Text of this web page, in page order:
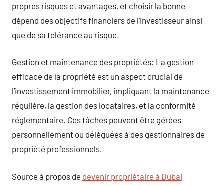
propres risques et avantages, et choisir la bonne
dépend des objectifs financiers de l’investisseur ainsi
que de sa tolérance au risque.
Gestion et maintenance des propriétés: La gestion
efficace de la propriété est un aspect crucial de
l’investissement immobilier, impliquant la maintenance
régulière, la gestion des locataires, et la conformité
réglementaire. Ces tâches peuvent être gérées
personnellement ou déléguées à des gestionnaires de
propriété professionnels.
Source à propos de devenir propriétaire à Dubai